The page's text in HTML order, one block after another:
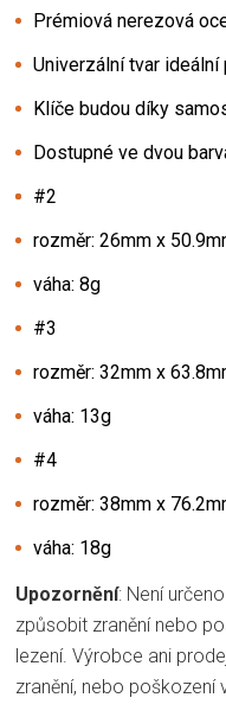
Prémiová nerezová
Univerzální tvar ideální
Klíče budou díky
Dostupné ve dvou
#2
rozměr: 26mm x
váha: 8g
#3
rozměr: 32mm x
váha: 13g
#4
rozměr: 38mm x
váha: 18g
Upozornění: Není
způsobit zranění nebo
lezení. Výrobce ani
zranění, nebo poškození